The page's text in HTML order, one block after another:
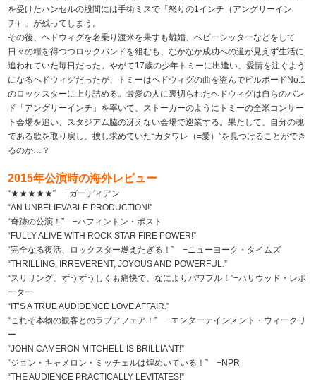
を受けたハンセルの股間には手術ミスで「怒りの1インチ（アングリーイン
チ）」が残ってしまう。
その後、ヘドウィグを名乗り渡米を果すも離婚、ベビーシッターなどをして
日々の糧を得つつロックバンドを組むも、なかなか成功への道が見えず生活に
追われていた毎日だった。やがて17歳の少年トミーに出逢い、愛情を注ぐよう
になるヘドウィグだったが、トミーはヘドウィグの曲を盗んでビルボードNo.1
のロックスターに上り詰める。最愛の人に裏切られたヘドウィグは自らのバン
ド「アングリーインチ」を率いて、ストーカーのようにトミーの全米コンサー
ト会場を追い、スタジアム脇の冴えない会場で巡業する。果たして、自分の魂
である歌を取り戻し、捜し求めていた“カタワレ（=愛）”を見つけることができ
るのか…？
2015年公演時の海外レビュー
“★★★★★” −ガーディアン
“AN UNBELIEVABLE PRODUCTION!”
“奇跡の公演！” −ハフィントン・ポスト
“FULLY ALIVE WITH ROCK STAR FIRE POWER!”
“完全なる復活、ロックスター燃えたぎる！” −ニューヨーク・タイムズ
“THRILLING, IRREVERENT, JOYOUS AND POWERFUL.”
“スリリング、ずうずうしくも痛快で、なによりパワフル！”−ハリウッド・レポ
ーター
“IT’S A TRUE AUDIDENCE LOVE AFFAIR.”
“これぞ本物の観客とのラブアフェア！” −エンターテインメント・ウィークリ
ー
“JOHN CAMERON MITCHELL IS BRILLIANT!”
“ジョン・キャメロン・ミッチェルは煌めいている！” −NPR
“THE AUDIENCE PRACTICALLY LEVITATES!”